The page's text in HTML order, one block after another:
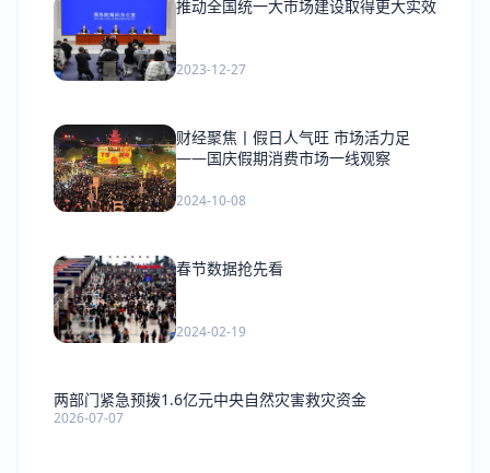
推动全国统一大市场建设取得更大实效
2023-12-27
财经聚焦丨假日人气旺 市场活力足
——国庆假期消费市场一线观察
2024-10-08
春节数据抢先看
2024-02-19
两部门紧急预拨1.6亿元中央自然灾害救灾资金
2026-07-07